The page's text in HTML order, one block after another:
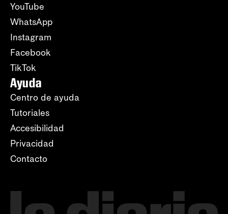
YouTube
WhatsApp
Instagram
Facebook
TikTok
Ayuda
Centro de ayuda
Tutoriales
Accesibilidad
Privacidad
Contacto